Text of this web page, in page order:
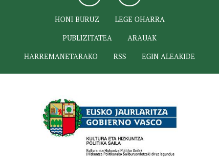
HONI BURUZ
LEGE OHARRA
PUBLIZITATEA
ARAUAK
HARREMANETARAKO
RSS EGIN ALEAKIDE